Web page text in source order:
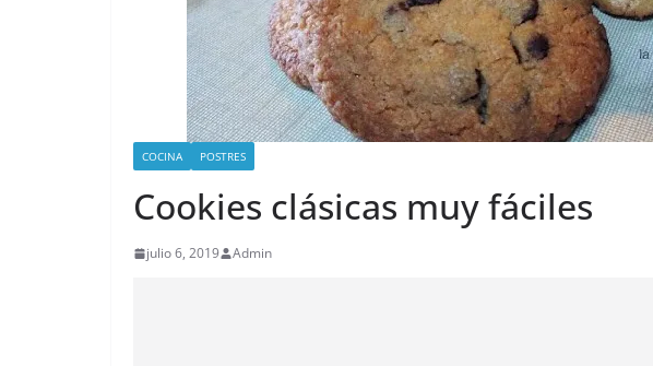
COCINA POSTRES
Cookies clásicas muy fáciles
julio 6, 2019 Admin